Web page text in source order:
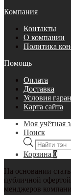
Компания
Контакты
О компании
Политика
Помощь
Оплата
Доставка
Условия
Карта сайта
Моя учётная
Поиск
Поиск
товаров
Корзина 0
На основании
публичной
менджеров